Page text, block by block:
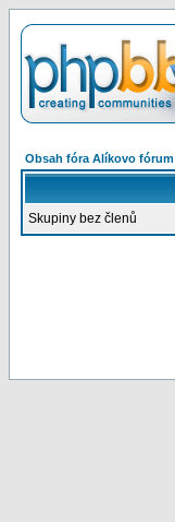
Obsah fóra Alíkovo fórum
Skupiny bez členů